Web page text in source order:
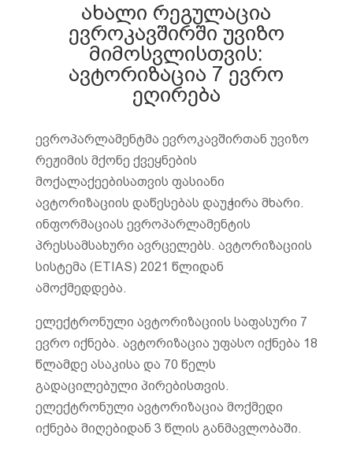
ახალი რეგულაცია
ევროკავშირში უვიზო
მიმოსვლისთვის:
ავტორიზაცია 7 ევრო
ეღირება
ევროპარლამენტმა ევროკავშირთან უვიზო
რეჟიმის მქონე ქვეყნების
მოქალაქეებისათვის ფასიანი
ავტორიზაციის დაწესებას დაუჭირა მხარი.
ინფორმაციას ევროპარლამენტის
პრესსამსახური ავრცელებს. ავტორიზაციის
სისტემა (ETIAS) 2021 წლიდან
ამოქმედდება.
ელექტრონული ავტორიზაციის საფასური 7
ევრო იქნება. ავტორიზაცია უფასო იქნება 18
წლამდე ასაკისა და 70 წელს
გადაცილებული პირებისთვის.
ელექტრონული ავტორიზაცია მოქმედი
იქნება მიღებიდან 3 წლის განმავლობაში.